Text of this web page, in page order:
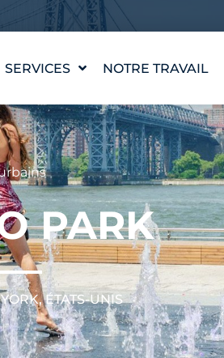
SERVICES
CONCEPTION D'UNE
PIÈCE D'EAU
WATERLAB™
ASSISTANCE
TECHNIQUE ET
PRODUITS
NOTRE TRAVAIL
PARK
ÉTATS-UNIS